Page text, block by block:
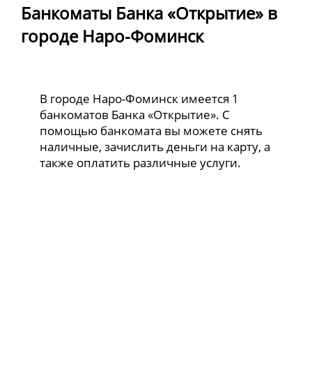
Банкоматы Банка «Открытие» в
городе Наро-Фоминск
В городе Наро-Фоминск имеется 1
банкоматов Банка «Открытие». С
помощью банкомата вы можете снять
наличные, зачислить деньги на карту, а
также оплатить различные услуги.